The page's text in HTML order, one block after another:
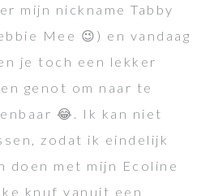
mijn nickname Tabby
Mee 😉) en vandaag
je toch een lekker
genot om naar te
😂. Ik kan niet
zodat ik eindelijk
doen met mijn Ecoline
knuf vanuit een